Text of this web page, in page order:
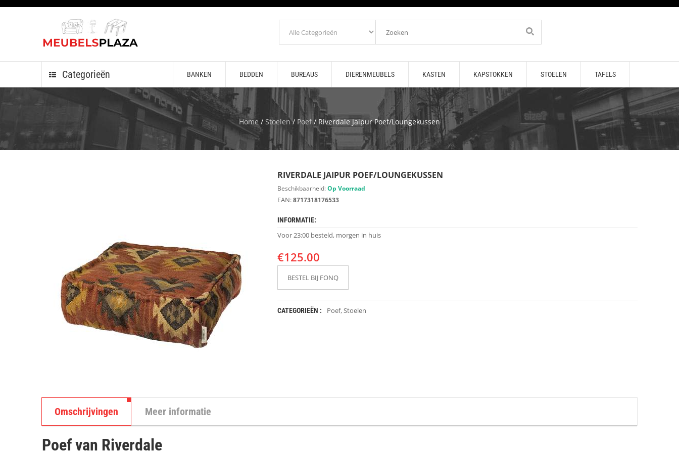
Categorieën BANKEN BEDDEN BUREAUS DIERENMEUBELS KASTEN KAPSTOKKEN STOELEN TAFELS
Home / Stoelen/ Poef/ Riverdale Jaipur Poef/Loungekussen
RIVERDALE JAIPUR POEF/LOUNGEKUSSEN
Beschikbaarheid:Op Voorraad
EAN:8717318176533
INFORMATIE:
Voor 23:00 besteld, morgen in huis
€125.00
BESTEL BIJ FONQ
CATEGORIEËN : Poef,Stoelen
Omschrijvingen Meer informatie
Poef van Riverdale